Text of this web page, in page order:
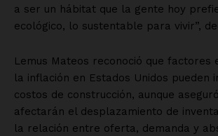
a ser un hábitat que la gente hoy
ecológico, lo sustentable para vivir”,
Lemus Mateos reconoció que factores
la inflación en Estados Unidos pueden
costos de construcción, aunque
afectarán el desplazamiento de
la relación entre oferta, demanda y